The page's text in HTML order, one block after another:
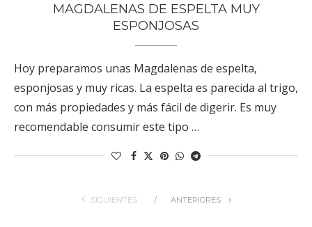
MAGDALENAS DE ESPELTA MUY
ESPONJOSAS
Hoy preparamos unas Magdalenas de espelta,
esponjosas y muy ricas. La espelta es parecida al trigo,
con más propiedades y más fácil de digerir. Es muy
recomendable consumir este tipo …
SIGUIENTES ANTERIORES